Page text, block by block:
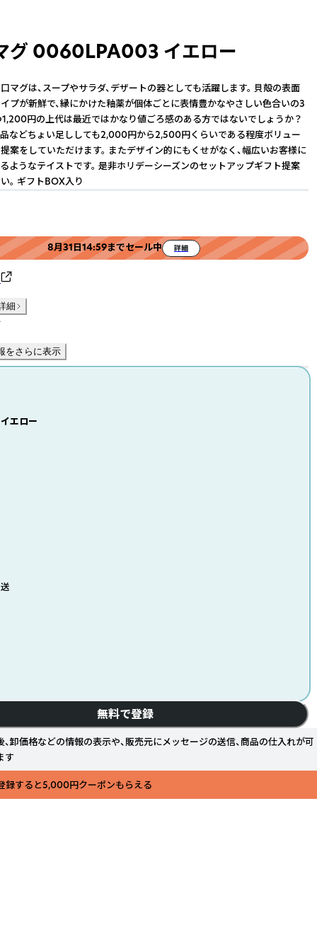
グ 0060LPA003 イエロー
マグは、スープやサラダ、デザートの器としても活躍します。 貝殻の表面
プが新鮮で、縁にかけた釉薬が個体ごとに表情豊かなやさしい色合いの3
1,200円の上代は最近ではかなり値ごろ感のある方ではないでしょうか？
などちょい足ししても2,000円から2,500円くらいである程度ボリュー
案をしていただけます。 またデザイン的にもくせがなく、幅広いお客様に
ようなテイストです。 是非ホリデーシーズンのセットアップギフト提案
。 ギフトBOX入り
8月31日14:59までセール中 詳細
細
をさらに表示
エロー
無料で登録
、卸価格などの情報の表示や、販売元にメッセージの送信、商品の仕入れが可
す
登録すると5,000円クーポンもらえる